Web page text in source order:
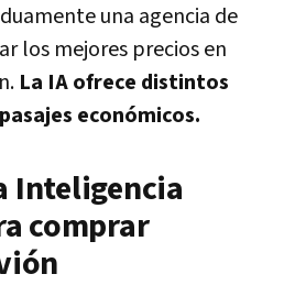
una agencia de
los mejores precios en
La IA ofrece distintos
económicos.
Inteligencia
comprar